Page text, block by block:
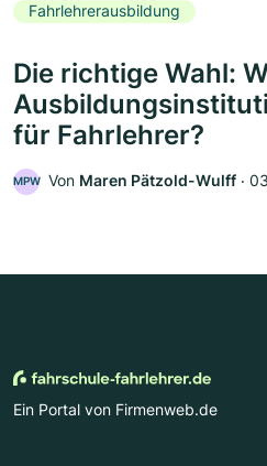
Fahrlehrerausbildung
Die richtige Wahl:
für Fahrlehrer?
MPW Von Maren Pätzold-Wulff ‧
Ein Portal von Firmenweb.de